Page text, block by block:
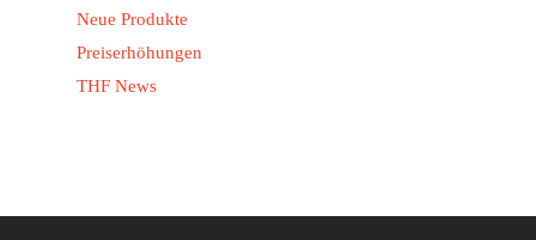
Neue Produkte
Preiserhöhungen
THF News